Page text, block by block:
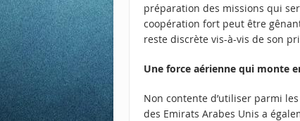
préparation des missions qui
coopération fort peut être
reste discrète vis-à-vis de son
Une force aérienne qui monte
Non contente d’utiliser parmi
des Emirats Arabes Unis a